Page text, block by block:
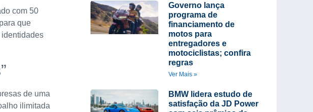
com 50
que
identidades
de uma
ilimitada
Governo lança
programa de
financiamento de
motos para
entregadores e
motociclistas; confira
regras
Ver Mais »
BMW lidera estudo de
satisfação da JD Power